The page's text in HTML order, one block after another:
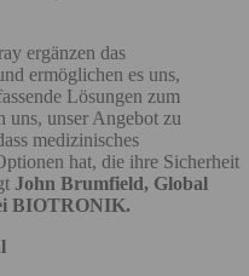
ergänzen das
ermöglichen es uns,
Lösungen zum
uns, unser Angebot zu
medizinisches
hat, die ihre Sicherheit
John Brumfield, Global
BIOTRONIK.